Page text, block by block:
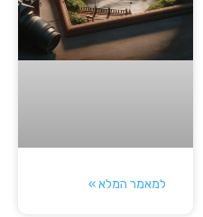
למאמר המלא »